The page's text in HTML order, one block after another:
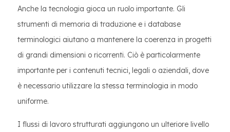
Anche la tecnologia gioca un ruolo importante. Gli
strumenti di memoria di traduzione e i database
terminologici aiutano a mantenere la coerenza in progetti
di grandi dimensioni o ricorrenti. Ciò è particolarmente
importante per i contenuti tecnici, legali o aziendali, dove
è necessario utilizzare la stessa terminologia in modo
uniforme.
I flussi di lavoro strutturati aggiungono un ulteriore livello